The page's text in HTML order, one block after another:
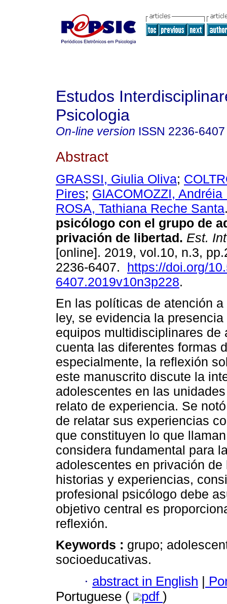
Estudos
Psicologia
On-line version ISSN 2236-6407
Abstract
GRASSI, Giulia Oliva;
Pires; GIACOMOZZI, Andréia
ROSA, Tathiana Reche Santa
psicólogo con el grupo de
privación de libertad. Est.
[online]. 2019, vol.10, n.3,
2236-6407. https://doi.org/
6407.2019v10n3p228.
En las políticas de atención
ley, se evidencia la
equipos multidisciplinares
cuenta las diferentes formas
especialmente, la reflexión
este manuscrito discute la
adolescentes en las
relato de experiencia. Se
de relatar sus experiencias
que constituyen lo que
considera fundamental para
adolescentes en privación
historias y experiencias,
profesional psicólogo debe
objetivo central es
reflexión.
Keywords : grupo;
socioeducativas.
· abstract in English |
Portuguese (
pdf )